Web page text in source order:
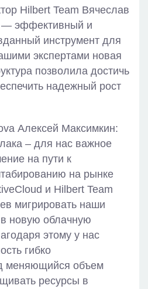
Hilbert Team Вячеслав
— эффективный и
инструмент для
экспертами новая
позволила достичь
надежный рост
Алексей Максимкин:
– для нас важное
на пути к
на рынке
и Hilbert Team
мигрировать наши
новую облачную
этому у нас
гибко
меняющийся объем
ресурсы в